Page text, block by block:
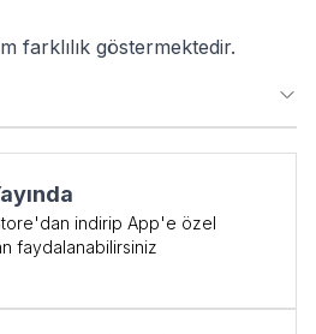
farklılık göstermektedir.
indirip App'e özel
faydalanabilirsiniz